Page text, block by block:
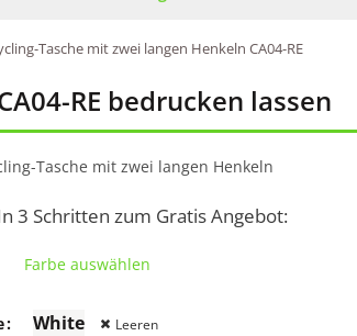
Tasche mit zwei langen Henkeln CA04-RE
RE bedrucken lassen
Tasche mit zwei langen Henkeln
3 Schritten zum Gratis Angebot:
Farbe auswählen
White Leeren